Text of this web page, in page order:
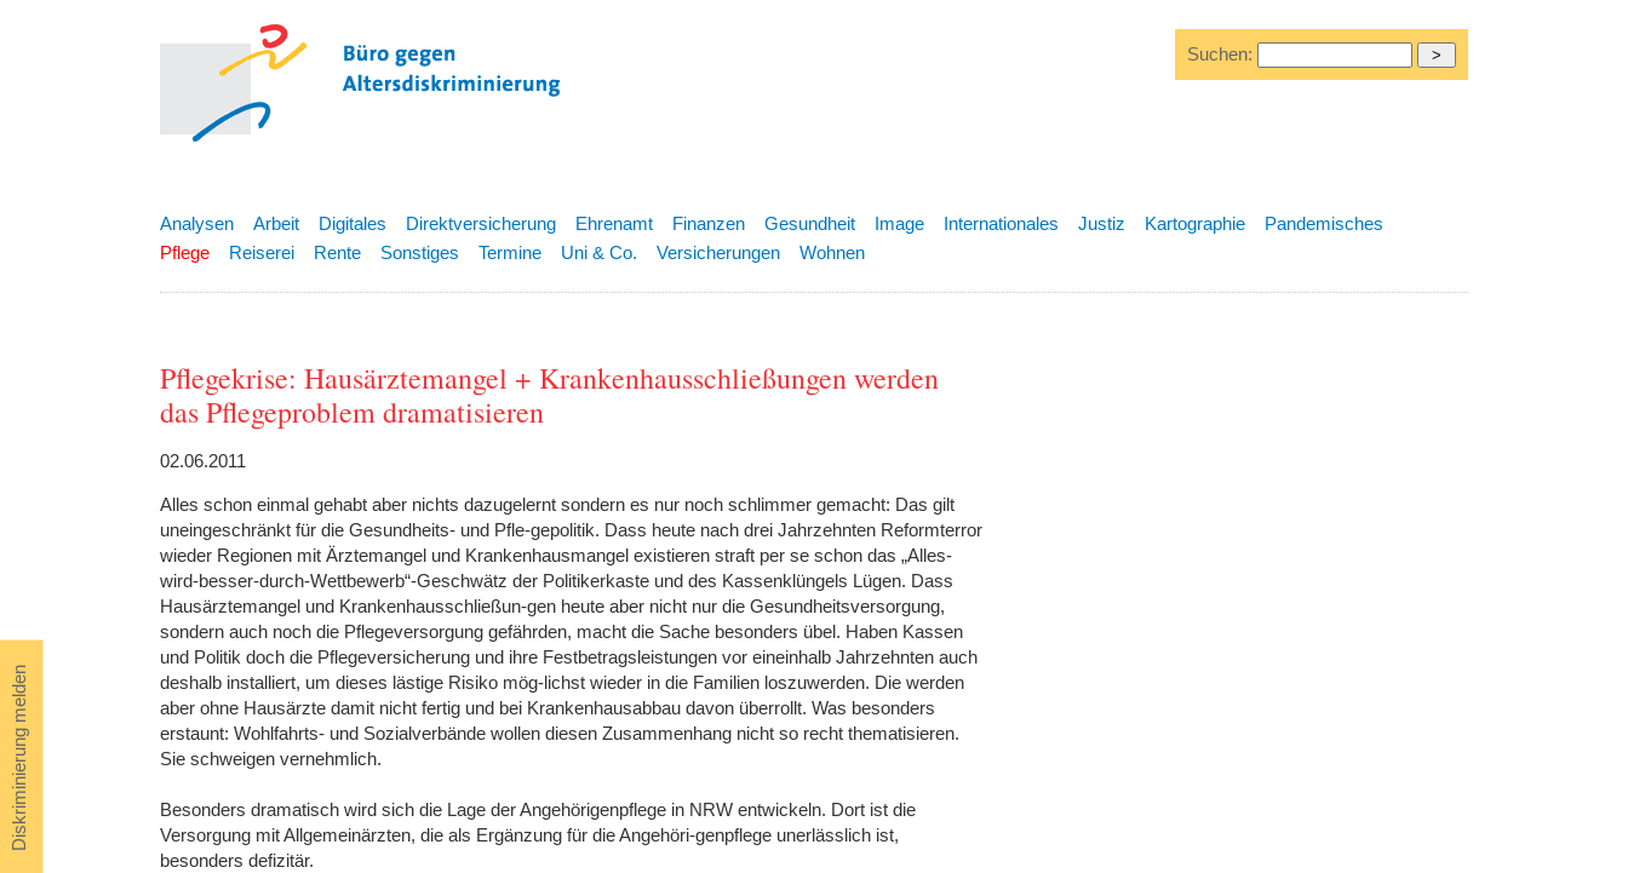
Diskriminierung melden
Suchen:
Analysen Arbeit Digitales Direktversicherung Ehrenamt Finanzen Gesundheit Image Internationales Justiz Kartographie
Pandemisches
Pflege
Reiserei Rente Sonstiges Termine Uni & Co. Versicherungen Wohnen
Pflegekrise: Hausärztemangel + Krankenhausschließungen werden
das Pflegeproblem dramatisieren
02.06.2011
Alles schon einmal gehabt aber nichts dazugelernt sondern es nur noch schlimmer gemacht: Das gilt
uneingeschränkt für die Gesundheits- und Pfle-gepolitik. Dass heute nach drei Jahrzehnten Reformterror
wieder Regionen mit Ärztemangel und Krankenhausmangel existieren straft per se schon das „Alles-
wird-besser-durch-Wettbewerb“-Geschwätz der Politikerkaste und des Kassenklüngels Lügen. Dass
Hausärztemangel und Krankenhausschließun-gen heute aber nicht nur die Gesundheitsversorgung,
sondern auch noch die Pflegeversorgung gefährden, macht die Sache besonders übel. Haben Kassen
und Politik doch die Pflegeversicherung und ihre Festbetragsleistungen vor eineinhalb Jahrzehnten auch
deshalb installiert, um dieses lästige Risiko mög-lichst wieder in die Familien loszuwerden. Die werden
aber ohne Hausärzte damit nicht fertig und bei Krankenhausabbau davon überrollt. Was besonders
erstaunt: Wohlfahrts- und Sozialverbände wollen diesen Zusammenhang nicht so recht thematisieren.
Sie schweigen vernehmlich.
Besonders dramatisch wird sich die Lage der Angehörigenpflege in NRW entwickeln. Dort ist die
Versorgung mit Allgemeinärzten, die als Ergänzung für die Angehöri-genpflege unerlässlich ist,
besonders defizitär.